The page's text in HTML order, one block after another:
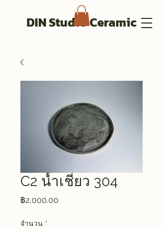
DIN Studio Ceramic
C2 น้ำเชี่ยว 304
฿2,000.00
จำนวน *